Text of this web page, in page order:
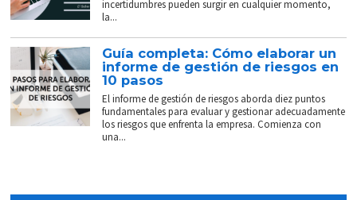
incertidumbres pueden surgir en cualquier momento,
la...
Guía completa: Cómo elaborar un
informe de gestión de riesgos en
10 pasos
El informe de gestión de riesgos aborda diez puntos
fundamentales para evaluar y gestionar adecuadamente
los riesgos que enfrenta la empresa. Comienza con
una...